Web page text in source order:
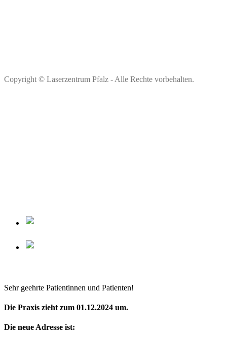
Copyright © Laserzentrum Pfalz - Alle Rechte vorbehalten.
Sehr geehrte Patientinnen und Patienten!
Die Praxis zieht zum 01.12.2024 um.
Die neue Adresse ist: